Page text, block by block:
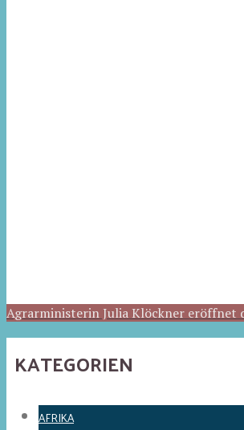
Agrarministerin Julia Klöckner eröffnet
KATEGORIEN
AFRIKA